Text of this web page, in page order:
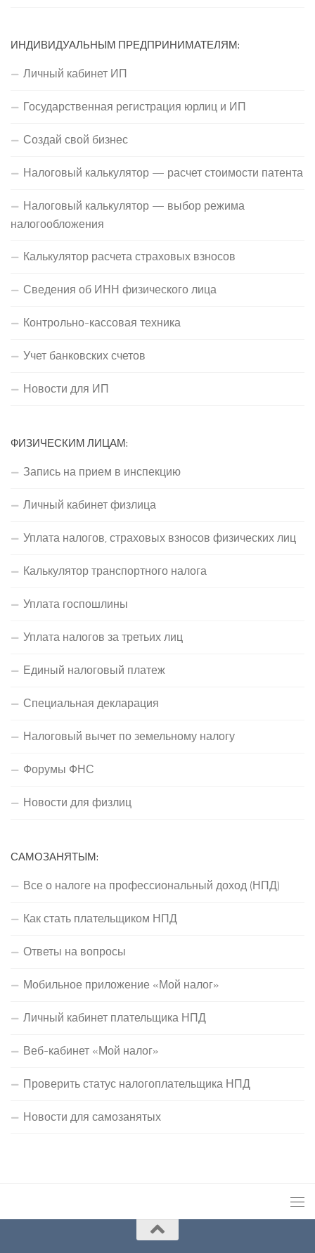
ИНДИВИДУАЛЬНЫМ ПРЕДПРИНИМАТЕЛЯМ:
Личный кабинет ИП
Государственная регистрация юрлиц и ИП
Создай свой бизнес
Налоговый калькулятор — расчет стоимости патента
Налоговый калькулятор — выбор режима
налогообложения
Калькулятор расчета страховых взносов
Сведения об ИНН физического лица
Контрольно-кассовая техника
Учет банковских счетов
Новости для ИП
ФИЗИЧЕСКИМ ЛИЦАМ:
Запись на прием в инспекцию
Личный кабинет физлица
Уплата налогов, страховых взносов физических лиц
Калькулятор транспортного налога
Уплата госпошлины
Уплата налогов за третьих лиц
Единый налоговый платеж
Специальная декларация
Налоговый вычет по земельному налогу
Форумы ФНС
Новости для физлиц
САМОЗАНЯТЫМ:
Все о налоге на профессиональный доход (НПД)
Как стать плательщиком НПД
Ответы на вопросы
Мобильное приложение «Мой налог»
Личный кабинет плательщика НПД
Веб-кабинет «Мой налог»
Проверить статус налогоплательщика НПД
Новости для самозанятых